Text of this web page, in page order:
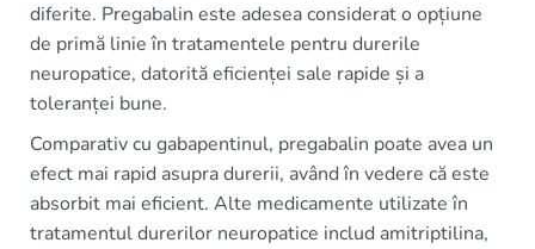
diferite. Pregabalin este adesea considerat o opțiune
de primă linie în tratamentele pentru durerile
neuropatice, datorită eficienței sale rapide și a
toleranței bune.
Comparativ cu gabapentinul, pregabalin poate avea un
efect mai rapid asupra durerii, având în vedere că este
absorbit mai eficient. Alte medicamente utilizate în
tratamentul durerilor neuropatice includ amitriptilina,